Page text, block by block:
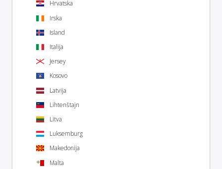
Hrvatska
Irska
Island
Italija
Jersey
Kosovo
Latvija
Lihtenštajn
Litva
Luksemburg
Makedonija
Malta